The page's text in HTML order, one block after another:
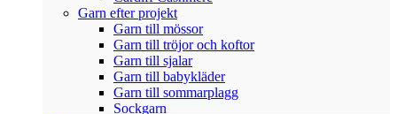
Garn efter projekt
Garn till mössor
Garn till tröjor och koftor
Garn till sjalar
Garn till babykläder
Garn till sommarplagg
Sockgarn